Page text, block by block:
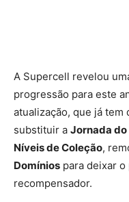
A Supercell revelou
progressão para este
atualização, que já tem
substituir a Jornada do
Níveis de Coleção,
Domínios para deixar
recompensador.